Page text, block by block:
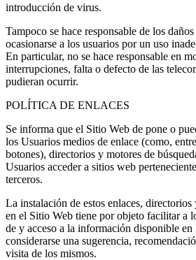
introducción de virus.
Tampoco se hace responsable de los
ocasionarse a los usuarios por un uso
En particular, no se hace responsable en
interrupciones, falta o defecto de las
pudieran ocurrir.
POLÍTICA DE ENLACES
Se informa que el Sitio Web de pone o
los Usuarios medios de enlace (como,
botones), directorios y motores de
Usuarios acceder a sitios web
terceros.
La instalación de estos enlaces, directorios
en el Sitio Web tiene por objeto facilitar a
de y acceso a la información disponible en
considerarse una sugerencia,
visita de los mismos.